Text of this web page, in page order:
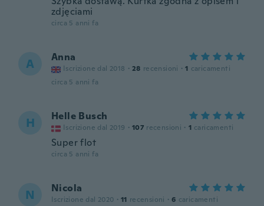
zdjęciami
circa 5 anni fa
A Anna
Iscrizione dal 2018 · 28 recensioni · 1 caricamenti
circa 5 anni fa
H Helle Busch
Iscrizione dal 2019 · 107 recensioni · 1 caricamenti
Super flot
circa 5 anni fa
N Nicola
Iscrizione dal 2020 · 11 recensioni · 6 caricamenti